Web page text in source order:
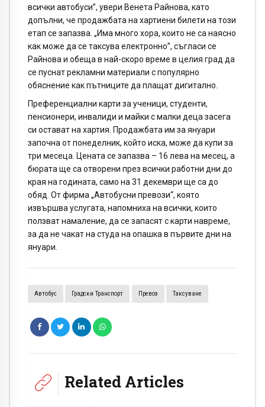
всички автобуси”, увери Венета Райнова, като
допълни, че продажбата на хартиени билети на този
етап се запазва. „Има много хора, които не са наясно
как може да се таксува електронно”, съгласи се
Райнова и обеща в най-скоро време в целия град да
се пуснат рекламни материали с популярно
обяснение как пътниците да плащат дигитално.
Преференциални карти за ученици, студенти,
пенсионери, инвалиди и майки с малки деца засега
си остават на хартия. Продажбата им за януари
започна от понеделник, който иска, може да купи за
три месеца. Цената се запазва – 16 лева на месец, а
бюрата ще са отворени през всички работни дни до
края на годината, само на 31 декември ще са до
обяд. От фирма „Автобусни превози“, която
извършва услугата, напомниха на всички, които
ползват намаление, да се запасят с карти навреме,
за да не чакат на студа на опашка в първите дни на
януари.
Автобус Градски Транспорт Превоз Таксуване
Related Articles